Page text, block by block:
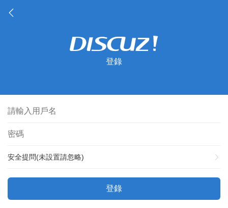
登錄
安全提問(未設置請忽略)
登錄